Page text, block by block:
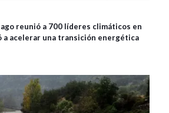
reunió a 700 líderes climáticos en
a acelerar una transición energética